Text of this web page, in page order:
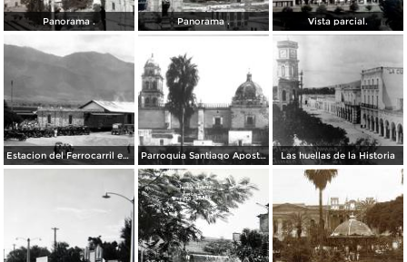
Panorama . Panorama . Vista parcial.
Estacion del Ferrocarril en Ameca Jalisco Parroquia Santiago Apostol Las huellas de la Historia